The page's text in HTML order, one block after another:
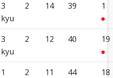
3
kyu
2 14 39 1
3
kyu
2 12 40 19
1
2 11 44 18